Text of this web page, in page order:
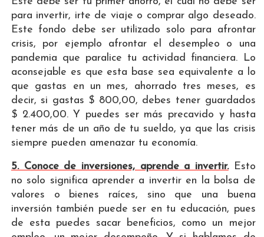
para invertir, irte de viaje o comprar algo deseado.
Este fondo debe ser utilizado solo para afrontar
crisis, por ejemplo afrontar el desempleo o una
pandemia que paralice tu actividad financiera. Lo
aconsejable es que esta base sea equivalente a lo
que gastas en un mes, ahorrado tres meses, es
decir, si gastas $ 800,00, debes tener guardados
$ 2.400,00. Y puedes ser más precavido y hasta
tener más de un año de tu sueldo, ya que las crisis
siempre pueden amenazar tu economía.
5. Conoce de inversiones, aprende a invertir.Esto
no solo significa aprender a invertir en la bolsa de
valores o bienes raíces, sino que una buena
inversión también puede ser en tu educación, pues
de esta puedes sacar beneficios, como un mejor